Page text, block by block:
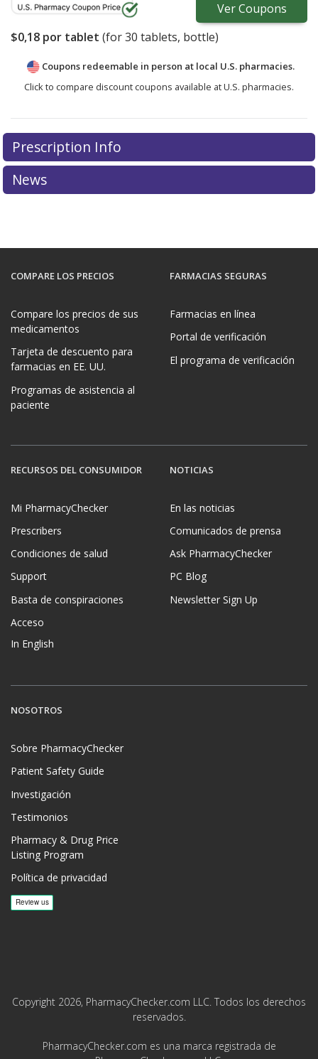
VerCoupons
$0,18 por tablet (for30 tablets, bottle)
Coupons redeemable in person at local U.S. pharmacies.
Click to compare discount coupons available at U.S. pharmacies.
Prescription Info
News
COMPARE LOS PRECIOS
Compare los precios de sus
medicamentos
Tarjeta de descuento para
farmacias en EE. UU.
Programas de asistencia al
paciente
FARMACIAS SEGURAS
Farmacias en línea
Portal de verificación
El programa de verificación
RECURSOS DEL CONSUMIDOR
Mi PharmacyChecker
Prescribers
Condiciones de salud
Support
Basta de conspiraciones
Acceso
In English
NOTICIAS
En las noticias
Comunicados de prensa
Ask PharmacyChecker
PC Blog
Newsletter Sign Up
NOSOTROS
Sobre PharmacyChecker
Patient Safety Guide
Investigación
Testimonios
Pharmacy & Drug Price
Listing Program
Política de privacidad
Copyright 2026, PharmacyChecker.com LLC. Todos los derechos
reservados.
PharmacyChecker.com es una marca registrada de